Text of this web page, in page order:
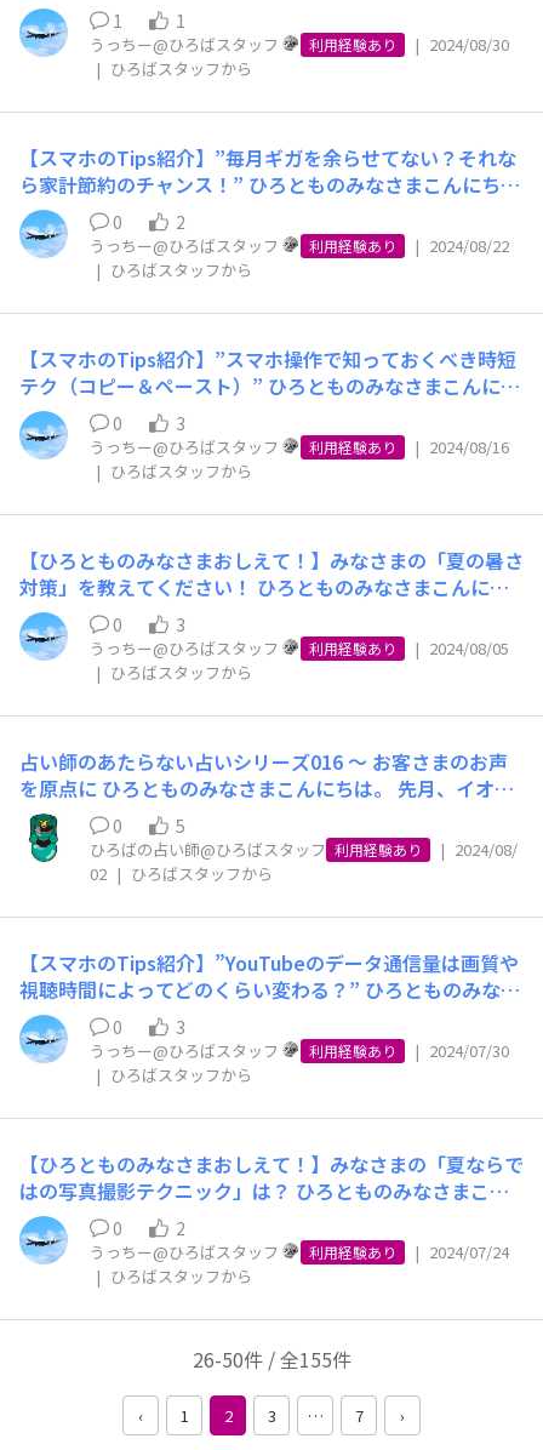
で、そういう意味では、通信事業者としてはiPhoneを取
扱っていませんが、通信事業者以上にしっかりとiPhone
を取扱っている、と言えるのかもしれません。 毎年、新
型iPhoneの発売日には、イオンモバイルのスタッフが眠
で新型iPhoneを購入。開封の喜び・・・は後回しに、SI
Mカードを挿入、APN構成プロファイルをインストールし
て検証しています。 本日も、現地で実際に検証を終えた
担当者から連絡を待って、本社で検証結果を配信しまし
続いていますが、イオンモバイルにとっても他人事ではあ
りません。 もっとも安いiPhone 16でも12万4800円～、
ハイエンドのiPhone 16 Pro MAXなら18万9800円～（い
ずれもApple Storeでの税込価格）。シリーズにより微妙
に仕様が異なることもありますので、4シリーズ購入する
と60万円超に・・・。しかも、検証機としての役割は動
作確認だけではありませんので、複数台購入するとなかな
かご立派な金額になります。 ちなみにイオンモバイルで
ーカーさまから検証機の貸与を受けて検証したり、メーカ
ーさまにSIMカードを提供して検証いただいたりしていま
す。 さて、毎年恒例の新型iPhoneですが、近年では高額
化もあって、値下げされるiPhone 14／15など旧型品にも
注目が集まっています。 イオンモバイルでは、ご紹介し
イクタウン・橿原・広島府中・沖縄ライカム）でiPhone
を販売しています。 また、全国のイオンモバイルショッ
プなら、大手通信各社のiPhoneを端末のみで購入いただ
くことも可能です（大手通信会社のiPhoneはいずれも技
術的におなじですので、基本的にどの通信会社のiPhone
でどの通信会社のSIMカードを挿入してもご利用いただけ
用のお客さまも、機種変更をお申込みいただくこともでき
のイオンモバイルショップで新型iPhoneを体験してみて
いただければと思います。 おことわり ～ ご利用の店舗で
取扱いのない通信会社のiPhoneは購入いただけません。
また、取扱いのある通信会社でもご利用の店舗ではiPhon
eを販売していない場合がありますので、事前にイオンモ
バイル公式ホームページや、ご利用予定の店舗にお電話な
どで直接ご確認ください。
ない」という強烈にご不安でご不便な記憶が残っている一
方で、私たちはまずその事象を切り分けるという課題に直
面するために、お話が噛み合わずにご不快なお思いをさせ
すが）、テキストや会話だけで説明をするときには、必ず
「アイコン」の状態を確認するようにしています。 はじ
めに「Wi-Fiアイコン」（扇形の波紋のようなマーク）が
出ているかどうか、出ている場合は、その波紋の数や色合
いを確認して、Wi-Fiが原因かどうか（…電波が弱いと1～
2本がグレーになったり、接続しようとしている状態だと
「？」がついていたりします。この状態ではモバイル通信
しまいます）を確認します。 次に「電波アイコン」（棒
グラフのようなマーク）を確認し、本数が何本か（…通常
は1～2本でも立っていれば、概ね通信はできると感じる
はずです）、「×」マークがついていないか（…これは何
らかの事情で通信が正常にできない状態になっており、端
フで解消することがあります）を確認します。 たいてい
の場合は、このあたりで事象の切り分けができますので、
何となく原因と解決策が見えてくるのですが、これだけで
解決しない場合は、お近くの店舗をご案内することがあり
ます。 （もちろん、いくつかの原因を推定することはで
きるのですが、かなりマニアックな領域になってきます
と、さすがにテキストや会話だけで説明するのは極めて困
難だからです） おそらくは、通信がつながらずにおこま
のかな」とご不快なお思いをされることもあるかと思いま
す。 ただ、どうにも解決できないときには直接スマホを
見させていただくのが、結果的にもっとも早い解決法にな
りますので、どうかご辛抱いただきご来店いただけました
ら幸いです。 さて、本日も長くまとまりのない文章で失
く、話題はまだまだ尽きません。 それでいて、お客さま
のご関心やご疑問も多い分野ですので、またの機会があり
ましたら、難しくなり過ぎないように気をつけながら、少
しずつご紹介させていただきたいと思います。
ードのアイコンへ指をスライドさせることで設定が可能で
す！ みなさまが実践しているフリック入力のテクニック
などがありましたら、ぜひコメントにて教えてください
ですから、私たち自身が直接災害対応に奔走することはあ
りませんが、通信に限らずこうしたインフラサービスは、
強風や大雨のなかで常に危険の有無を確認しながら、設備
の維持・復旧に尽力いただいているみなさまがいらっしゃ
るからこそ成り立つビジネスですので、本当に心から尊敬
に関する発信よりも、NTTドコモ社やKDDI社の発表やお
知らせを確認いただいているかたが多い、あるいはその方
がより速報性が高いのかもしれません。 それでも私たち
は、通信サービスというお客さまの生活に不可欠なサービ
スを提供している以上、公式ホームページで状況をお知ら
その重い責任があると考えています。 私たちの場合、と
くに検討が必要となるのは、店舗の営業をどうするのか、
ということです。 近年では、従業員の安全や、災害後の
迅速な復旧・再開のため、計画的な休業をされる事業者の
みなさまも多く、お客さまからのあたたかいご理解もいた
だけるようになりました。 当社の場合、日常生活に欠か
せない食料品や日用品を取扱っている小売業であるという
あたっていただいているみなさまも、お食事や必要な物資
を買う場所がなくなってしまうことになります。 また、
当社の店舗は、各地の自治体と災害時の協定を結ばせてい
ただいている店舗もありますので、完全に店舗を閉めてし
まうと、いざというときに誰もいない、という事態も想定
あらかじめ決めておいたり、急遽影響の小さい地域で安全
に出社できる従業員を探したり、どうしても難しい場合は
売場を限定して営業する判断をしたり、と、まさに現場で
その都度難しい判断をしながら、店舗の営業の是非が決定
されています。 ふりかえってみますと、今でこそイオン
モバイルは、その必要なお手続きのほとんどがマイページ
からWEBのみで完結するようになりましたが、2020年時
きが残っていました。 当時はコロナ禍の緊急事態宣言真
っただ中。お店を開けるのか、閉めるのか、出社できるの
か、できないのか。非常に多くのお客さまにご不便をおか
けしてしまうとともに、非常に多くのスタッフにも無理を
してもらったことを記憶しています。 今日あらためて、
さまに、心より御礼申し上げます。 最後に、明るい話題
をひとつお伝えさせていただきます。 公式ホームページ
でもお知らせしましたとおり、「イオンモバイルブランド
メッセージコンテスト2024」にてグランプリはじめ各賞
を受賞された学生のみなさまを、8月30日(金)に発表させ
ていただきました。 また同日より、「イオンモバイルブ
ランドメッセージコンテスト2024」特設サイト https://a
eonmobile.jp/contest/ambmc2024/ にて、各賞を受賞
講評などを公開しておりますので、ぜひみなさまご覧くだ
みなさまと審査員のみなさまにご参加いただき、オンライ
シング詐欺 ・スミッシング詐欺 ・当選詐欺 など様々なも
のがあります。 そのため、近年では年齢に関係なく騙さ
れてしまう人が増えているんです。 そこで、今回はスマ
ワンクリック詐欺 リンクをクリックしただけで強制的に
入会したことにされ、入会金や退会金を要求される詐欺。
②フィッシング詐欺 犯人が有名企業を装ってメールやSM
Sを送信し、IDやパスワードなどのログイン情報を盗みと
る詐欺。 ③スミッシング詐欺 SMSを利用したフィッシン
グ詐欺。宅配業者を装った犯人が再配達のお知らせを装
い、不正なリンクを送るパターンが多い。 ④当選詐欺 嘘
詐欺。 続いて、スマホ詐欺に遭ってしまったときの対処
法をご紹介！ ①無視をする ワンクリック詐欺などで入会
金や退会金を要求されても無視しましょう。 ②キャッシ
ュクリアする 当選詐欺などでポップアップの表示が消え
ないときは、ブラウザを一旦閉じてキャッシュクリアしま
を入力した場合、すぐにカード会社に連絡しましょう。
また、スマホ詐欺の対策として、各通信事業者のセキュリ
ティサービスへの加入をオススメします。 イオンモバイ
ルでも「イオンスマホセキュリティ」などのセキュリティ
サービスを提供していますので、ぜひご利用くださいね！
その他のスマホ詐欺の手口や対処法、予防策などについて
はこちらをチェック！↓↓↓ 【スマホを狙った詐欺に要
aeonmobile.jp/column/smartphone-scam-approach/
これを機に、自分の身を守るためにも、詐欺の手口や適切
な対策方法を学んでみてはいかがでしょうか？ スマホのT
ipsを活用し、安全で快適なスマホライフを送りましょう
す！ 8月もいよいよ明日で最終日となりますね。 みなさ
まは今年の夏をどのように過ごされましたか？ ・海 ・山
・花火大会 ・海水浴 ・バーベキュー などなど、さまざま
なアクティビティを通して素敵な思い出を残された方が多
くいらっしゃるかと思います☺️ そこで、今回のひろとも
の声募集では、みなさまの記憶の中にある「夏の思い出エ
ピソード」を募集します！ 今年の夏だけでなく、これま
での夏を思い起こしながらコメント欄で思い出を共有して
いただけると嬉しいです！ うっちーは小学生の頃、毎年
祖父母の家で採れた大量のスイカを使って、家族みんなで
スイカ割りを楽しんでいました🍉 今でもスイカを見るた
で、ぜひコメントで教えてくださいね！ みなさまからの
コメント、楽しみにしております！
1 1
うっちー@ひろばスタッフ 利用経験あり | 2024/08/30
| ひろばスタッフから
【スマホのTips紹介】”毎月ギガを余らせてない？それな
ら家計節約のチャンス！” ひろとものみなさまこんにち
は！うっちーです。 みなさまは、自分が毎月どのくらい
のデータ通信量（ギガ）を使っているか把握されています
か？ スマホで動画を視聴したりSNSを利用したりすると
「いつの間にかデータ通信量を使いすぎていた…！」とい
う経験のある方もいらっしゃるのではないでしょうか？
反対に、「あまりデータ通信量を使わないから、毎月余っ
ていて勿体無いな…」と感じている方もいらっしゃるかと
思います。 自分に合ったデータ通信量を把握しておく
と、節約できるポイントが見えてきますよ。 今回は1GB
のデータ通信量でできること、データ通信量の確認方法を
解説いたします！ 【1GBのデータ通信量でできること】
場合）：約8時間 ・LINE音声通話：約55時間 ・WEBサイ
ト閲覧（ニュースなど文字中心）：約17時間 ・Google M
ap：約160時間 【データ通信量の確認方法】 〈iPhoneの
場合〉 ①設定を開く ②「モバイル通信」内の「モバイル
データ通信」を見る 使用しているアプリごとに、消費し
たデータ通信量を確認できます。表示される通信量は累計
の数値のため、月初に通信量をリセットし、月末に使用容
開く ②「接続」を選択 ③「データ通信量」を見る スマホ
端末でデータ使用量を確認する場合は、実際の数値と誤差
が生じる可能性があります。そのため、より正確な数値を
確認したい場合は、各キャリアのマイページで確認するこ
とをオススメします！ 契約しているキャリアのマイペー
を余らせてない？それなら家計節約のチャンスです】 htt
ps://aeonmobile.jp/column/giga-confirmation-fixedco
st-reduction/ これを機に、毎月のご利用状況にあわせ
て、こまめにプラン変更することも検討してみてください
ね♪ スマホのTipsを活用し、快適なスマホライフを送り
ましょう！✨
0 2
うっちー@ひろばスタッフ 利用経験あり | 2024/08/22
| ひろばスタッフから
【スマホのTips紹介】”スマホ操作で知っておくべき時短
テク（コピー＆ペースト）” ひろとものみなさまこんにち
は！うっちーです！ みなさまは、スマホでの入力で時間
がかかったり、面倒になって入力するのをやめてしまった
経験はありませんか？ 入力を効率化するのに「コピー＆
ペースト」は欠かせません。 コピー＆ペーストは、テキ
ストやリンクを共有したりメモを取ったりする際に便利な
機能です。しかし、操作方法が分からずに戸惑うこともあ
りますよね💦 そこで、今回はスマホでテキスト（文章）
をコピー＆ペーストする手順を詳しく解説します！ iPhon
eとAndroidそれぞれの操作方法を分かりやすく紹介しま
すので、スマホライフをさらに便利にしましょう♪ まず
は、iPhoneでの操作方法をご紹介！ ①コピーしたい文字
マーカー部分の端を調整する ③「コピー」「辞書」「ユ
ーザー辞書...」などが書かれたふきだしの中から「コピ
ー」を選ぶ ④貼り付けたい場所をタップして、「ペース
ト」というふきだしを選んで完了 次に、Androidでの操作
方法をご紹介！ ①コピーしたい文字をロングタップする
と、文字が青くマーカーされる ②端の青い丸を操作し、
コピーしたい部分すべてが青くマークされるようにする
うふきだしの中から「コピー」を選ぶ （機種によっては
上部にある長方形が2つ重なったようなアイコンを選択）
④貼り付けたい部分をロングタップし、「貼り付け」をタ
ップして完了 ブラウザでURLをコピー＆ペーストする方
法や、写真や画像をコピー＆ペーストする方法などについ
説】 https://aeonmobile.jp/column/howto-copy-and-
paste-smartphone-iphone-android/ また、コピー＆ペ
ーストをする上で困った経験や失敗談などありましたら、
ぜひコメントにて教えてくださいね！ これを機に、入力
を効率化して快適なスマホライフを送りましょう！✨
0 3
うっちー@ひろばスタッフ 利用経験あり | 2024/08/16
| ひろばスタッフから
【ひろとものみなさまおしえて！】みなさまの「夏の暑さ
対策」を教えてください！ ひろとものみなさまこんにち
は！うっちーです！ 8月に入り、本格的な暑さ対策が必要
な季節となりましたね☀️ 今回のひろともの声募集では、
みなさまの「夏の暑さ対策」をコメント欄で募集します！
今年の暑さを乗り越えるために、みなさまが工夫されてい
ることをぜひ教えてください！ ちなみに、わたくしうっ
ちーは「水分補給の徹底」と「冷房の適切な使用」を心が
けています。 お家でも熱中症になることがあるため、し
っかりと体調管理を行うことが大切ですね！ 他のひろば
スタッフからは、熱帯夜対策で「冷却敷パッド」を購入
し、快適に夜を過ごしているという声もありました！ こ
の話を聞いて私も気になったので、購入してみる予定です
ど、様々なご意見があるのではないでしょうか？ ぜひ、
みなさまの夏の暑さ対策について教えてくださいね♪ み
なさまからのコメント、楽しみにしております！
0 3
うっちー@ひろばスタッフ 利用経験あり | 2024/08/05
| ひろばスタッフから
占い師のあたらない占いシリーズ016 ～ お客さまのお声
を原点に ひろとものみなさまこんにちは。 先月、イオン
モバイルのマイページで、恒例のアンケートを実施させて
いただきました。 この記事を読まれているかたのなかに
も、ご回答いただいたかたがおみえかもしれません。 イ
オンモバイルでは、半年に一度、マイページを利用してご
利用のお客さまにアンケートを実施しております。アンケ
ートのなかでは、オンラインインタビューにご協力いただ
けるお客さまを募集させていただいており、毎回5～10名
ほどのお客さまから、実際の生のお声を頂戴しておりま
す。 アンケートやインタビューは、当社がお客さまの回
答を誘導してしまうことがないよう、パートナーさまに収
集と評価をお願いしており、とくにインタビューでは、で
者の目線からご実施いただき、当社はその内容を共有いた
だくかたちでお声をお聞きしております。 もしかする
と、「毎回インタビューを承諾しているのに、まだ一度も
声がかかっていないよ」というひろとものみなさまもいら
っしゃるかもしれません。 事実、毎回たいへん多くのお
客さまからインタビューにご協力いただける旨のご回答を
頂戴しており、すべてのお客さまのお声をお聞きすること
は現実的に難しいため、ご利用プランやご家族の状況、ア
ンケートのご回答内容など、特定のお客さまに偏ることが
ないようバランスを考慮してお声をかけさせていただいて
おります。どうかご理解をいただけますようお願いいたし
0 5
ひろばの占い師@ひろばスタッフ 利用経験あり | 2024/08/
02 | ひろばスタッフから
【スマホのTips紹介】”YouTubeのデータ通信量は画質や
視聴時間によってどのくらい変わる？” ひろとものみなさ
まこんにちは！うっちーです。 みなさまは、普段YouTub
eを視聴されますか？👀 料理やDIY、ファッション、メイ
ク、音楽、エンタメ、教育、ゲームなど、さまざまなジャ
ンルの動画が見られるYouTube。 スマホさえあればどこ
にいても動画を視聴できるので、とても便利ですよね！
そんなYouTubeですが「WiFiを使用せず見続けて、今月の
データ通信量が上限に達してしまった！」という経験のあ
る方もいらっしゃるのではないでしょうか？ 実は、YouT
ubeのデータ通信量は「画質」や「視聴時間」によって大
きく変わるんです！ 今回はそんなYouTubeのデータ通信
量の目安を、節約方法とともに解説いたします！ まず
約1100MB(1.1GB) 次に、簡単にできるデータ通信量の節
約方法をご紹介します！ ①YouTubeの画質設定を下げる
②「YouTube Premium」に加入してダウンロードする ③
0 3
うっちー@ひろばスタッフ 利用経験あり | 2024/07/30
| ひろばスタッフから
【ひろとものみなさまおしえて！】みなさまの「夏ならで
はの写真撮影テクニック」は？ ひろとものみなさまこん
にちは！うっちーです！ みなさまは、普段どのくらい写
真を撮りますか？ イベントがたくさんある夏は、写真を
撮る絶好のチャンスです🌻 夏のイベントといえば、 ・海
水浴 ・花火 ・夏祭り ・バーベキュー などなど、カラフル
な写真が撮れるシーンや活動的なシーンが多いですよね！
そこで、今回のひろともの声募集では、みなさまの「夏な
らではの写真撮影テクニック」をコメント欄で募集しま
写真を撮影されていますか？ わたくしうっちーはスマホ
0 2
うっちー@ひろばスタッフ 利用経験あり | 2024/07/24
| ひろばスタッフから
26-50件 / 全155件
‹ 1 2 3 … 7 ›